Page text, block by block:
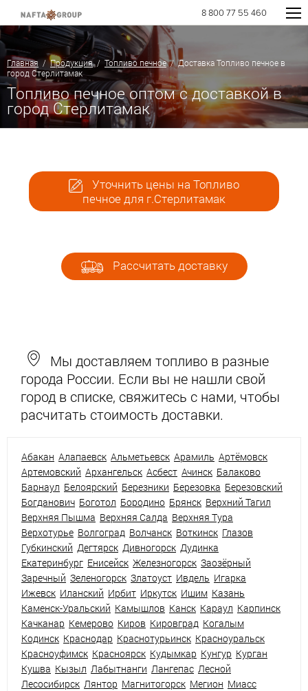
8 800 77 55 460
Главная /Продукция/ Топливо печное/ Доставка Топливо печное в
город Стерлитамак
Топливо печное оптом с доставкой в
город Стерлитамак
Уточнить цены на Топливо
печное для г.Стерлитамак
Рассчитать доставку
Мы доставляем топливо в разные
города России. Если вы не нашли свой
город в списке, свяжитесь с нами, чтобы
расчитать стоимость доставки.
Абакан Алапаевск Альметьевск Арамиль Артёмовск
Артемовский Архангельск Асбест Ачинск Балаково
Барнаул Белоярский Березники Березовка Березовский
Богданович Боготол Бородино Брянск Верхний Тагил
Верхняя Пышма Верхняя Салда Верхняя Тура
Верхотурье Волгоград Волчанск Воткинск Глазов
Губкинский Дегтярск Дивногорск Дудинка
Екатеринбург Енисейск Железногорск Заозёрный
Заречный Зеленогорск Златоуст Ивдель Игарка
Ижевск Иланский Ирбит Иркутск Ишим Казань
Каменск-Уральский Камышлов Канск Караул Карпинск
Качканар Кемерово Киров Кировград Когалым
Кодинск Краснодар Краснотурьинск Красноуральск
Красноуфимск Красноярск Кудымкар Кунгур Курган
Кушва Кызыл Лабытнанги Лангепас Лесной
Лесосибирск Лянтор Магнитогорск Мегион Миасс